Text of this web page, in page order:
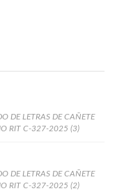
DE LETRAS DE CAÑETE
RIT C-327-2025 (3)
DE LETRAS DE CAÑETE
RIT C-327-2025 (2)